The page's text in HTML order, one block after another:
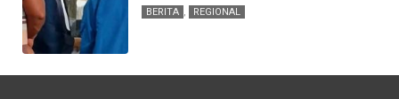
BERITA , REGIONAL